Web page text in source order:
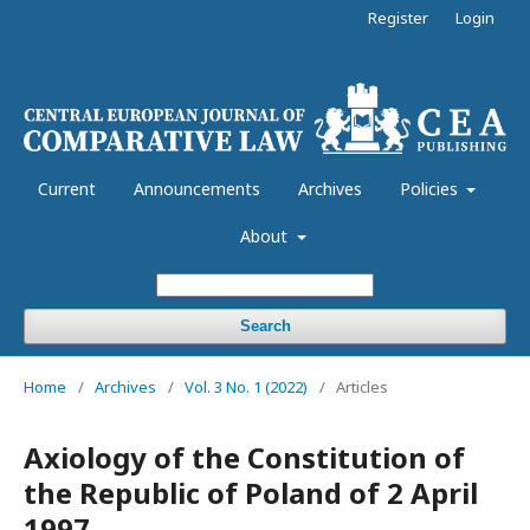
Current Announcements Archives Policies
About
Search
Register Login
Home / Archives / Vol. 3 No. 1 (2022) / Articles
Axiology of the Constitution of
the Republic of Poland of 2 April